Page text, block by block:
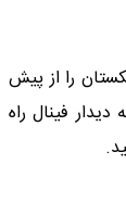
بر صفر شرزاد پایانوف از ازبکستان را از پیش
را مغلوب کرد و به دیدار فینال راه